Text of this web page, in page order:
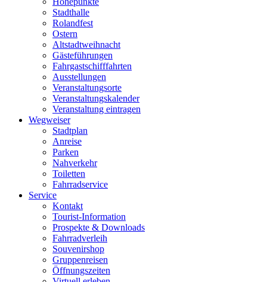
Stadthalle
Rolandfest
Ostern
Altstadtweihnacht
Gästeführungen
Fahrgastschifffahrten
Ausstellungen
Veranstaltungsorte
Veranstaltungskalender
Veranstaltung eintragen
Wegweiser
Stadtplan
Anreise
Parken
Nahverkehr
Toiletten
Fahrradservice
Service
Kontakt
Tourist-Information
Prospekte & Downloads
Fahrradverleih
Souvenirshop
Gruppenreisen
Öffnungszeiten